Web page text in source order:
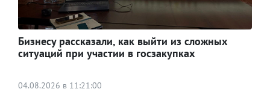
Бизнесу рассказали, как выйти из сложных
ситуаций при участии в госзакупках
04.08.2026 в 11:21:00